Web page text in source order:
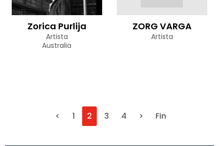
Zorica Purlija
Artista
Australia
ZORG VARGA
Artista
< 1 2 3 4 > Fin